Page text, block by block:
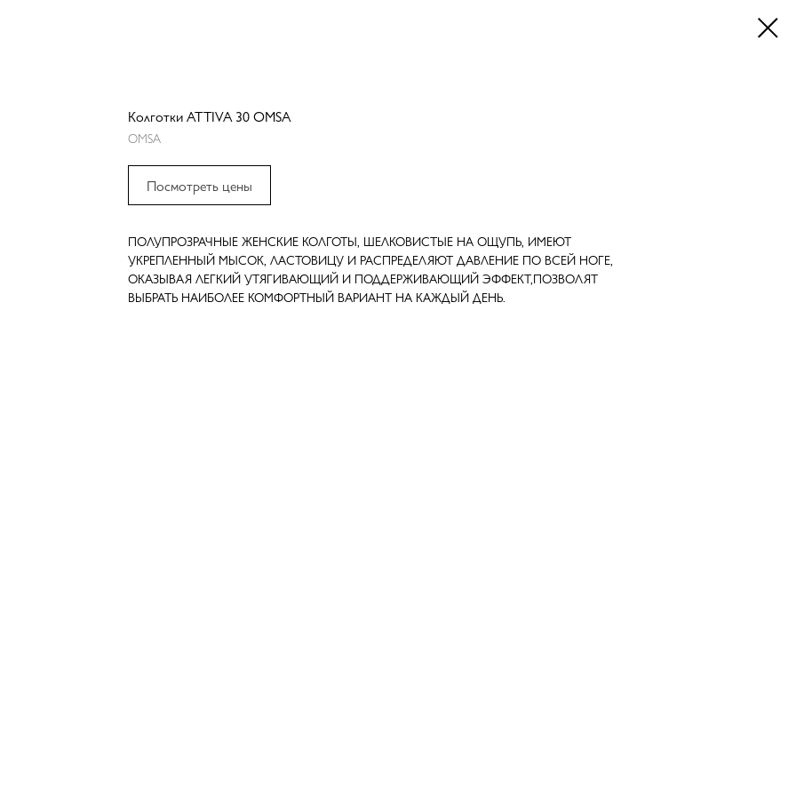
Колготки ATTIVA 30 OMSA
OMSA
Посмотреть цены
ПОЛУПРОЗРАЧНЫЕ ЖЕНСКИЕ КОЛГОТЫ, ШЕЛКОВИСТЫЕ НА ОЩУПЬ, ИМЕЮТ
УКРЕПЛЕННЫЙ МЫСОК, ЛАСТОВИЦУ И РАСПРЕДЕЛЯЮТ ДАВЛЕНИЕ ПО ВСЕЙ НОГЕ,
ОКАЗЫВАЯ ЛЕГКИЙ УТЯГИВАЮЩИЙ И ПОДДЕРЖИВАЮЩИЙ ЭФФЕКТ,ПОЗВОЛЯТ
ВЫБРАТЬ НАИБОЛЕЕ КОМФОРТНЫЙ ВАРИАНТ НА КАЖДЫЙ ДЕНЬ.